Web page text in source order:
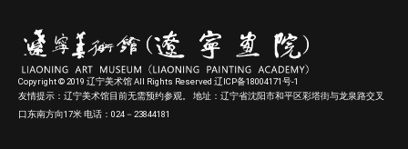
Copyright © 2019 辽宁美术馆 All Rights Reserved 辽ICP备18004171号-1
友情提示：辽宁美术馆目前无需预约参观。 地址：辽宁省沈阳市和平区彩塔街与龙泉路交叉
口东南方向17米 电话：024－23844181